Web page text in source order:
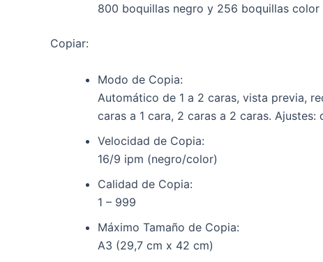
800 boquillas negro y 256 boquillas color
Copiar:
Modo de Copia:
Automático de 1 a 2 caras, vista previa,
caras a 1 cara, 2 caras a 2 caras.
Velocidad de Copia:
16/9 ipm (negro/color)
Calidad de Copia:
1 – 999
Máximo Tamaño de Copia:
A3 (29,7 cm x 42 cm)